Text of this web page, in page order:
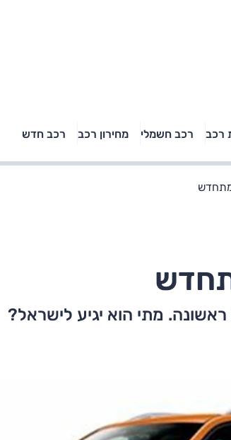
רכב רכב חשמלי מחירון רכב רכב חדש
טויוטה ראב 4, קיה
ספורטאז' לונג ויונדאי
הנייר ועל הכביש
מתי הוא יגיע לישראל?